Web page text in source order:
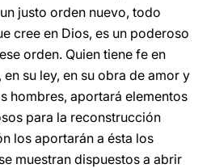
justo orden nuevo, todo
cree en Dios, es un poderoso
orden. Quien tiene fe en
su ley, en su obra de amor y
hombres, aportará elementos
para la reconstrucción
los aportarán a ésta los
muestran dispuestos a abrir